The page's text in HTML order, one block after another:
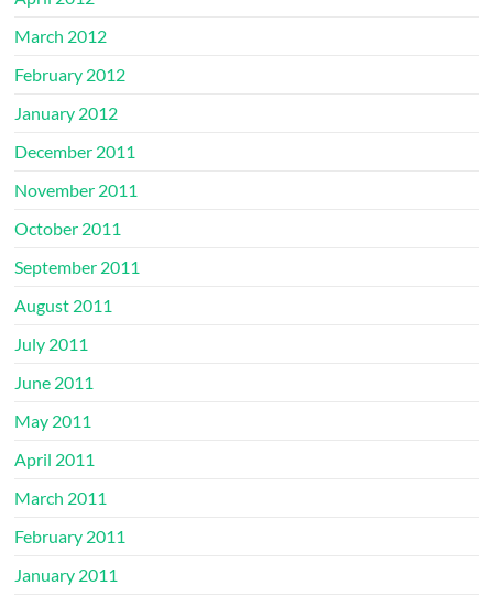
March 2012
February 2012
January 2012
December 2011
November 2011
October 2011
September 2011
August 2011
July 2011
June 2011
May 2011
April 2011
March 2011
February 2011
January 2011